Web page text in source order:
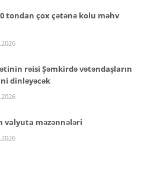
tondan çox çətənə kolu məhv
rəisi Şəmkirdə vətəndaşların
dinləyəcək
valyuta məzənnələri